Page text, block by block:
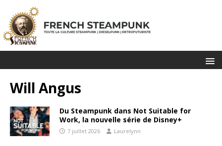
Will Angus
Du Steampunk dans Not Suitable for
Work, la nouvelle série de Disney+
7 juillet 2026 Laurelynn